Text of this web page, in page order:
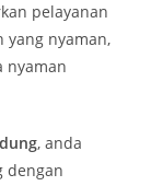
pelayanan
yang nyaman,
nyaman
, anda
dengan